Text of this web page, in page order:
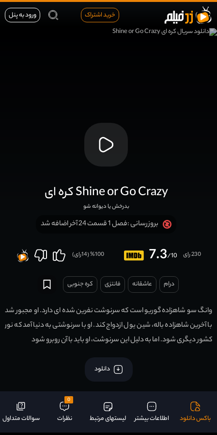
خرید اشتراک ورود به پنل
کره ای Shine or Go Crazy
بدرخش یا دیوانه شو
بروزرسانی :فصل 1 قسمت 24 آخر اضافه شد
7.3/10 230 رای 100
% (
14رای)
درام عاشقانه فانتزی کره جنوبی
وانگ سو شاهزاده گوریو است که سرنوشت نفرین شده ای دارد. او مجبور شد
با آخرین شاهزاده باله، شین یول ازدواج کند. او با سرنوشتی به دنیا آمد که نور
کشور دیگری شود. اما به دلیل این سرنوشت، او باید با آن روبرو شود
دانلود
باکس دانلود اطلاعات بیشتر لیستهای مرتبط
0
نظرات سوالات متداول